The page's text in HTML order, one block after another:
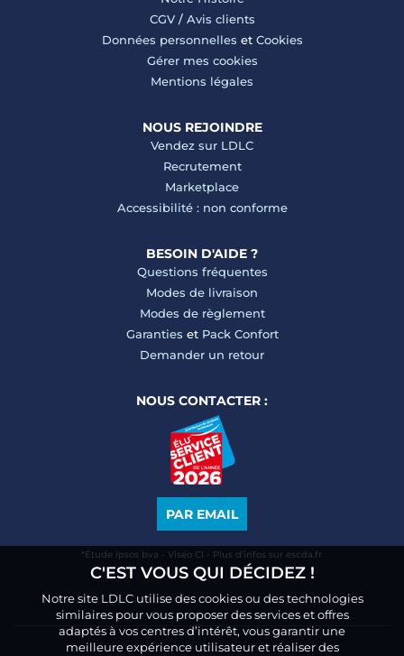
CGV/ Avis clients
Données personnelles et Cookies
Gérer mes cookies
Mentions légales
NOUS REJOINDRE
Vendez sur LDLC
Recrutement
Marketplace
Accessibilité : non conforme
BESOIN D'AIDE ?
Questions fréquentes
Modes de livraison
Modes de règlement
Garanties et Pack Confort
Demander un retour
NOUS CONTACTER :
PAR EMAIL
*Étude Ipsos bva - Viséo CI - Plus d’infos sur escda.fr
C'EST VOUS QUI DÉCIDEZ !
Notre site LDLC utilise des cookies ou des technologies
similaires pour vous proposer des services et offres
adaptés à vos centres d’intérêt, vous garantir une
meilleure expérience utilisateur et réaliser des